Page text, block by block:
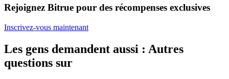
Rejoignez les meilleurs traders
Rejoignez Bitrue pour des récompenses exclusives
Inscrivez-vous maintenant
Les gens demandent aussi : Autres
questions sur